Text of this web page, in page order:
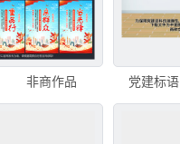
非商作品 党建标语